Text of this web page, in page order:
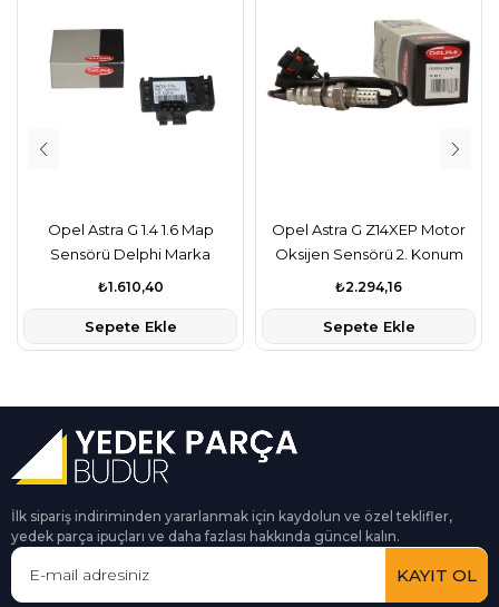
Opel Astra G 1.4 1.6 Map
Sensörü Delphi Marka
₺1.610,40
Sepete Ekle
Opel Astra G Z14XEP Motor
Oksijen Sensörü 2. Konum
Arkadaki
₺2.294,16
Sepete Ekle
İlk sipariş indiriminden yararlanmak için kaydolun ve özel teklifler,
yedek parça ipuçları ve daha fazlası hakkında güncel kalın.
KAYIT OL